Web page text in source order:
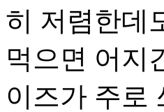
히 저렴한데
먹으면 어지
이즈가 주로